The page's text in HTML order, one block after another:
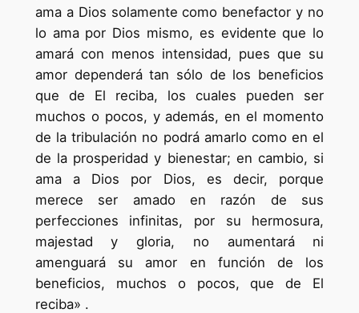
ama a Dios solamente como benefactor y no
lo ama por Dios mismo, es evidente que lo
amará con menos intensidad, pues que su
amor dependerá tan sólo de los beneficios
que de El reciba, los cuales pueden ser
muchos o pocos, y además, en el momento
de la tribulación no podrá amarlo como en el
de la prosperidad y bienestar; en cambio, si
ama a Dios por Dios, es decir, porque
merece ser amado en razón de sus
perfecciones infinitas, por su hermosura,
majestad y gloria, no aumentará ni
amenguará su amor en función de los
beneficios, muchos o pocos, que de El
reciba» .